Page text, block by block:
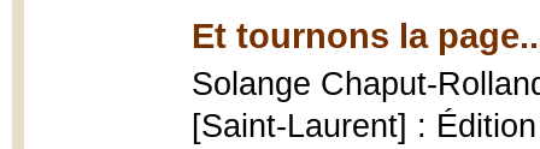
Et tournons la
Solange Chaput-
[Saint-Laurent] :